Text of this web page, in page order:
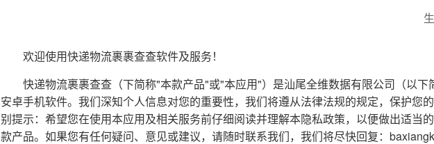
欢迎使用快递物流裹裹查查软件及服务！
快递物流裹裹查查（下简称"本款产品"或"本应用"）是汕尾全维数据有限公司（以
安卓手机软件。我们深知个人信息对您的重要性，我们将遵从法律法规的规定，保护您
别提示：希望您在使用本应用及相关服务前仔细阅读并理解本隐私政策，以便做出适当
款产品。如果您有任何疑问、意见或建议，请随时联系我们，我们将尽快回复：